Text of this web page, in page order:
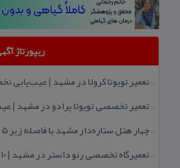
ریپورتاژ
:: تعمیر تویوتا كرولا در مشهد |
:: تعمیر تخصصی تویوتا پرادو در مشهد |
::چهار هتل‌ ستاره‌دار مشهد با فاصله زیر 5 دقیقه تا حرم
:: تعمیرگاه تخصصی رنو داستر در مشهد | ۱۰ سال تجربه و امداد خودرو